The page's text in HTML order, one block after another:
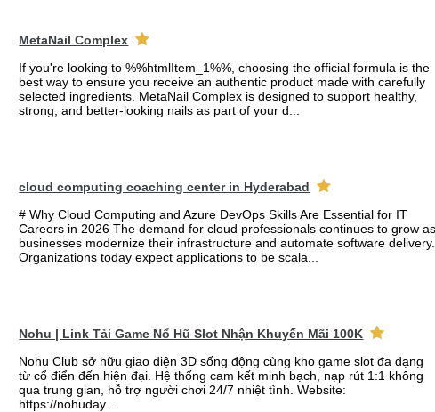
MetaNail Complex
If you're looking to %%htmlItem_1%%, choosing the official formula is the
best way to ensure you receive an authentic product made with carefully
selected ingredients. MetaNail Complex is designed to support healthy,
strong, and better-looking nails as part of your d...
cloud computing coaching center in Hyderabad
# Why Cloud Computing and Azure DevOps Skills Are Essential for IT
Careers in 2026 The demand for cloud professionals continues to grow as
businesses modernize their infrastructure and automate software delivery.
Organizations today expect applications to be scala...
Nohu | Link Tải Game Nổ Hũ Slot Nhận Khuyến Mãi 100K
Nohu Club sở hữu giao diện 3D sống động cùng kho game slot đa dạng
từ cổ điển đến hiện đại. Hệ thống cam kết minh bạch, nạp rút 1:1 không
qua trung gian, hỗ trợ người chơi 24/7 nhiệt tình. Website:
https://nohuday...